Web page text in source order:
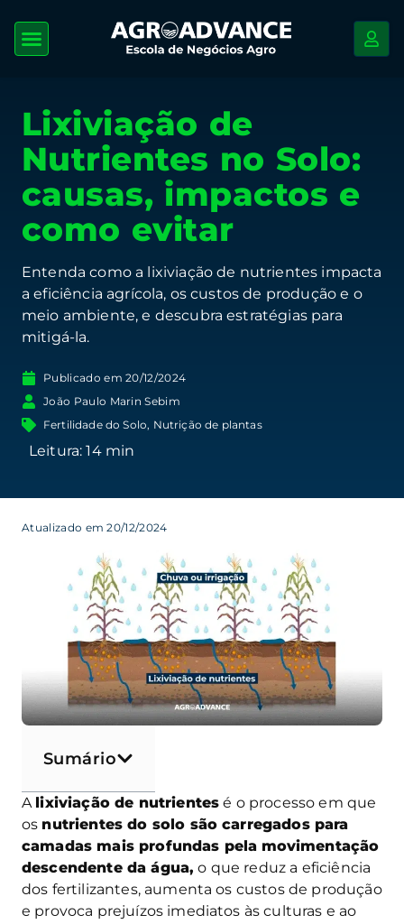
Lixiviação de
Nutrientes no Solo:
causas, impactos e
como evitar
Entenda como a lixiviação de nutrientes impacta
a eficiência agrícola, os custos de produção e o
meio ambiente, e descubra estratégias para
mitigá-la.
Publicado em 20/12/2024
João Paulo Marin Sebim
Fertilidade do Solo, Nutrição de plantas
Atualizado em 20/12/2024
Sumário
A lixiviação de nutrientes é o processo em que
os nutrientes do solo são carregados para
camadas mais profundas pela movimentação
descendente da água, o que reduz a eficiência
dos fertilizantes, aumenta os custos de produção
e provoca prejuízos imediatos às culturas e ao